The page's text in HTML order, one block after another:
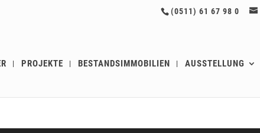
(0511) 61 67 98 0
PROJEKTE BESTANDSIMMOBILIEN AUSSTELLUNG